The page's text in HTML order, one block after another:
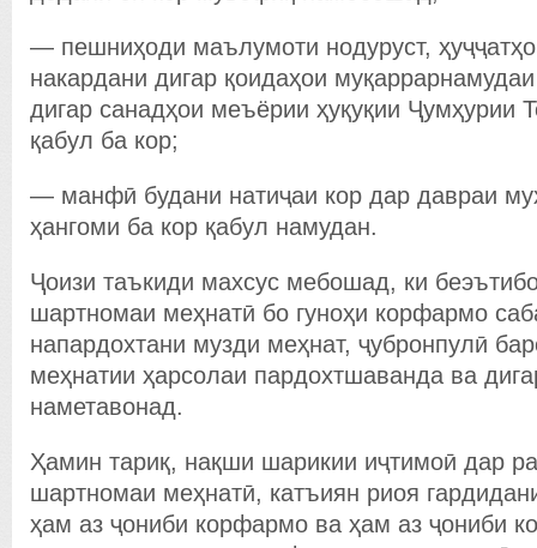
— пешниҳоди маълумоти нодуруст,
накардани дигар қоидаҳои
дигар санадҳои меъёрии ҳуқуқии Ҷумҳурии
қабул ба кор;
— манфӣ будани натиҷаи кор дар давраи
ҳангоми ба кор қабул намудан.
Ҷоизи таъкиди махсус мебошад, ки
шартномаи меҳнатӣ бо гуноҳи корфармо
напардохтани музди меҳнат, ҷубронпулӣ
меҳнатии ҳарсолаи пардохтшаванда ва
наметавонад.
Ҳамин тариқ, нақши шарикии иҷтимоӣ дар
шартномаи меҳнатӣ, катъиян риоя
ҳам аз ҷониби корфармо ва ҳам аз ҷониби